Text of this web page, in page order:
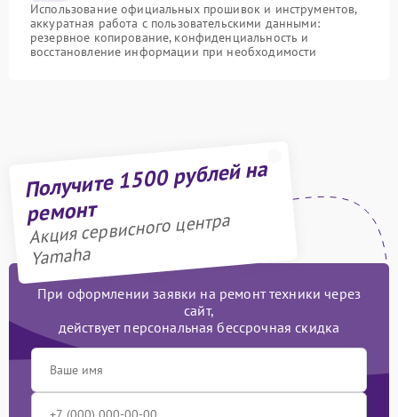
Использование официальных прошивок и инструментов,
аккуратная работа с пользовательскими данными:
резервное копирование, конфиденциальность и
восстановление информации при необходимости
Получите 1500 рублей на
ремонт
Акция сервисного центра
Yamaha
При оформлении заявки на ремонт техники через
сайт,
действует персональная бессрочная скидка